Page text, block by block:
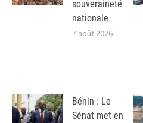
souveraineté
nationale
7 août 2026
Bénin : Le
Sénat met en